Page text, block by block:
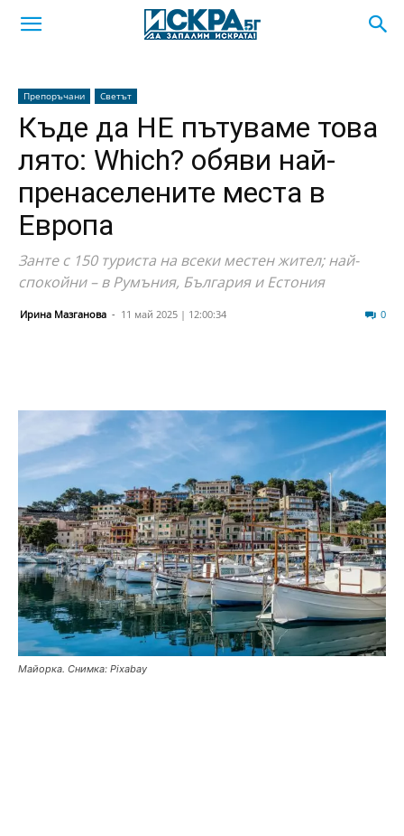
Препоръчани Светът
Къде да НЕ пътуваме това
лято: Which? обяви най-
пренаселените места в
Европа
Занте с 150 туриста на всеки местен жител; най-
спокойни – в Румъния, България и Естония
Ирина Мазганова - 11 май 2025 | 12:00:34 0
Майорка. Снимка: Pixabay